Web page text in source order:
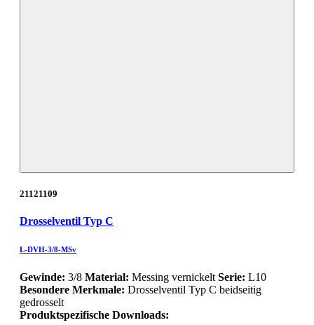
21121109
Drosselventil Typ C
L-DVH-3/8-MSv
Gewinde: 3/8 Material: Messing vernickelt Serie: L10
Besondere Merkmale: Drosselventil Typ C beidseitig
gedrosselt
Produktspezifische Downloads: